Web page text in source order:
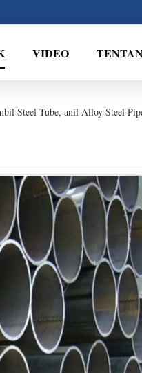
VIDEO
Steel Tube, anil Alloy Steel